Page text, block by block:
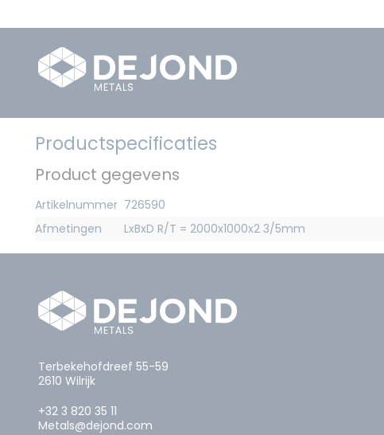
Productspecificaties
Product gegevens
Artikelnummer 726590
Afmetingen
LxBxD R/T = 2000x1000x2 3/5mm
Terbekehofdreef 55-59
2610 Wilrijk
+32 3 820 35 11
Metals@dejond.com